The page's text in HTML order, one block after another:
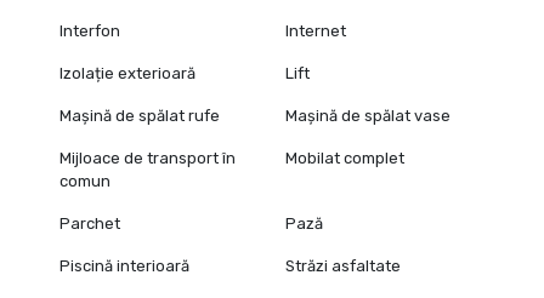
Interfon Internet
Izolație exterioară Lift
Mașină de spălat rufe Mașină de spălat vase
Mijloace de transport în
comun
Mobilat complet
Parchet Pază
Piscină interioară Străzi asfaltate